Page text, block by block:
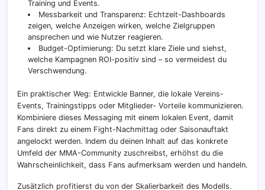
Training und Events.
Messbarkeit und Transparenz: Echtzeit-Dashboards
zeigen, welche Anzeigen wirken, welche Zielgruppen
ansprechen und wie Nutzer reagieren.
Budget-Optimierung: Du setzt klare Ziele und siehst,
welche Kampagnen ROI-positiv sind – so vermeidest du
Verschwendung.
Ein praktischer Weg: Entwickle Banner, die lokale Vereins-
Events, Trainingstipps oder Mitglieder- Vorteile kommunizieren.
Kombiniere dieses Messaging mit einem lokalen Event, damit
Fans direkt zu einem Fight-Nachmittag oder Saisonauftakt
angelockt werden. Indem du deinen Inhalt auf das konkrete
Umfeld der MMA-Community zuschreibst, erhöhst du die
Wahrscheinlichkeit, dass Fans aufmerksam werden und handeln.
Zusätzlich profitierst du von der Skalierbarkeit des Modells.